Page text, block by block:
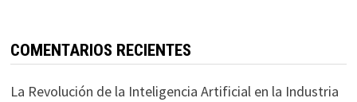
COMENTARIOS RECIENTES
La Revolución de la Inteligencia Artificial en la Industria